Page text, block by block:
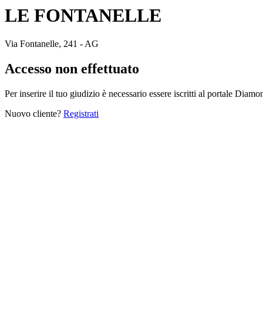
LE FONTANELLE
Via Fontanelle, 241 - AG
Accesso non effettuato
Per inserire il tuo giudizio è necessario essere iscritti al portale
Nuovo cliente? Registrati